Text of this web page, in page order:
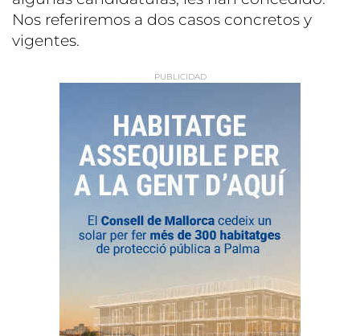
Nos referiremos a dos casos concretos y
vigentes.